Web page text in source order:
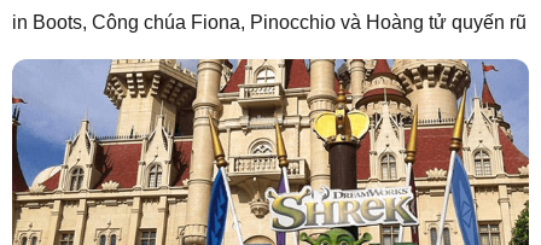
in Boots, Công chúa Fiona, Pinocchio và Hoàng tử quyến rũ